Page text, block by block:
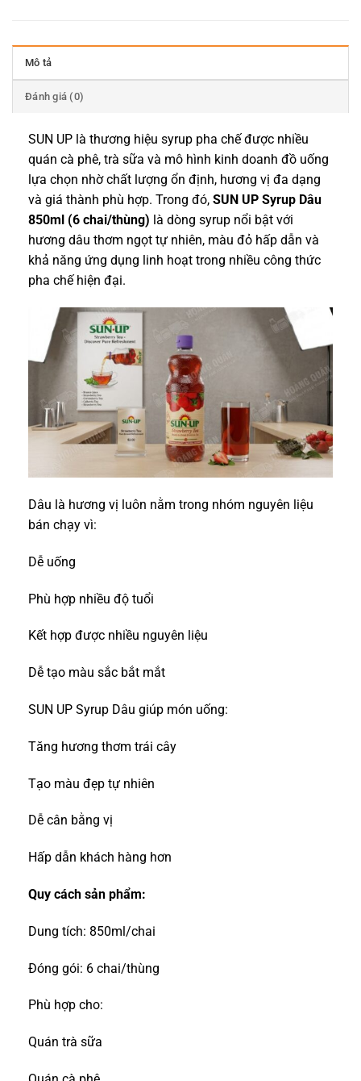
Mô tả
Đánh giá (0)
SUN UP là thương hiệu syrup pha chế được nhiều
quán cà phê, trà sữa và mô hình kinh doanh đồ uống
lựa chọn nhờ chất lượng ổn định, hương vị đa dạng
và giá thành phù hợp. Trong đó, SUN UP Syrup Dâu
850ml (6 chai/thùng) là dòng syrup nổi bật với
hương dâu thơm ngọt tự nhiên, màu đỏ hấp dẫn và
khả năng ứng dụng linh hoạt trong nhiều công thức
pha chế hiện đại.
Dâu là hương vị luôn nằm trong nhóm nguyên liệu
bán chạy vì:
Dễ uống
Phù hợp nhiều độ tuổi
Kết hợp được nhiều nguyên liệu
Dễ tạo màu sắc bắt mắt
SUN UP Syrup Dâu giúp món uống:
Tăng hương thơm trái cây
Tạo màu đẹp tự nhiên
Dễ cân bằng vị
Hấp dẫn khách hàng hơn
Quy cách sản phẩm:
Dung tích: 850ml/chai
Đóng gói: 6 chai/thùng
Phù hợp cho:
Quán trà sữa